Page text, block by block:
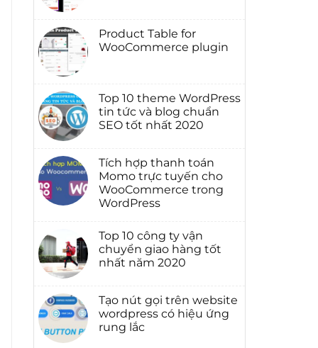
hình
PC
–
ở
Combo
Offers
Product Table for
WooCommerce plugin
ở
Product
Table
for
Top 10 theme WordPress
tin tức và blog chuẩn
SEO tốt nhất 2020
bình
luận
ở
Top
10
theme
tức
và
blog
chuẩn
SEO
2020
Tích hợp thanh toán
Momo trực tuyến cho
WooCommerce trong
WordPress
bình
luận
ở
Tích
Momo
trực
tuyến
cho
WooCommerce
Top 10 công ty vận
chuyển giao hàng tốt
nhất năm 2020
bình
luận
ở
Top
10
Tạo nút gọi trên website
wordpress có hiệu ứng
rung lắc